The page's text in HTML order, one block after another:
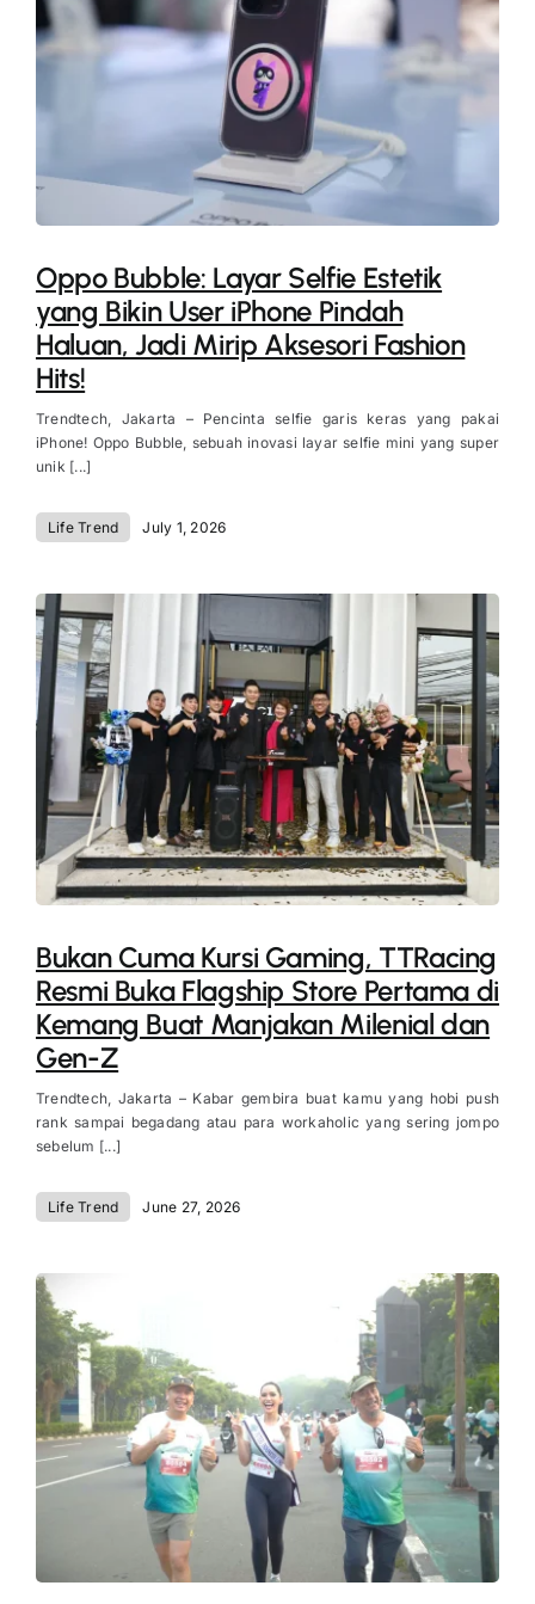
Oppo Bubble: Layar Selfie Estetik
yang Bikin User iPhone Pindah
Haluan, Jadi Mirip Aksesori Fashion
Hits!
Trendtech, Jakarta – Pencinta selfie garis keras yang pakai
iPhone! Oppo Bubble, sebuah inovasi layar selfie mini yang super
unik [...]
Life Trend July 1, 2026
Bukan Cuma Kursi Gaming, TTRacing
Resmi Buka Flagship Store Pertama di
Kemang Buat Manjakan Milenial dan
Gen-Z
Trendtech, Jakarta – Kabar gembira buat kamu yang hobi push
rank sampai begadang atau para workaholic yang sering jompo
sebelum [...]
Life Trend June 27, 2026